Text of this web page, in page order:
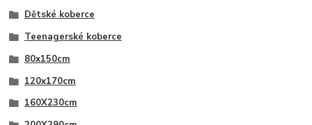
Dětské koberce
Teenagerské koberce
80x150cm
120x170cm
160X230cm